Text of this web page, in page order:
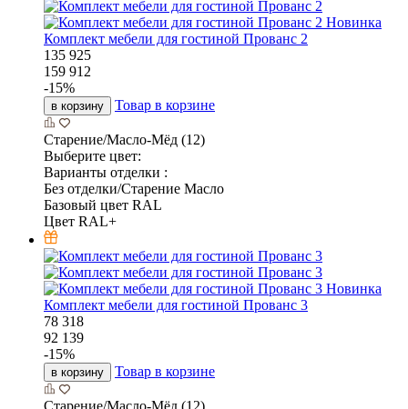
Новинка
Комплект мебели для гостиной Прованс 2
135 925
159 912
-15%
в корзину Товар в корзине
Старение/Масло-Мёд (12)
Выберите цвет:
Варианты отделки :
Без отделки/Старение Масло
Базовый цвет RAL
Цвет RAL+
Новинка
Комплект мебели для гостиной Прованс 3
78 318
92 139
-15%
в корзину Товар в корзине